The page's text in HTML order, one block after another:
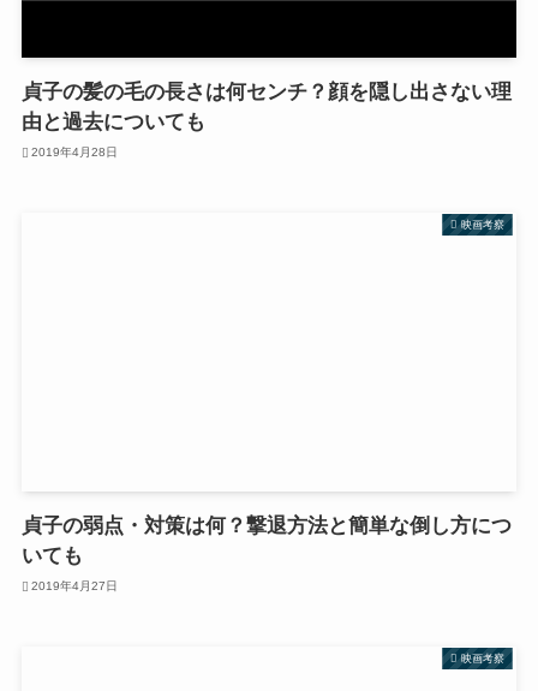
貞子の髪の毛の長さは何センチ？顔を隠し出さない理
由と過去についても
2019年4月28日
映画考察
貞子の弱点・対策は何？撃退方法と簡単な倒し方につ
いても
2019年4月27日
映画考察